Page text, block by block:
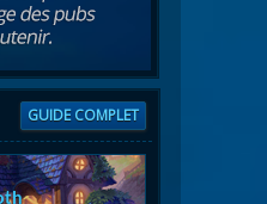
GUIDE COMPLET